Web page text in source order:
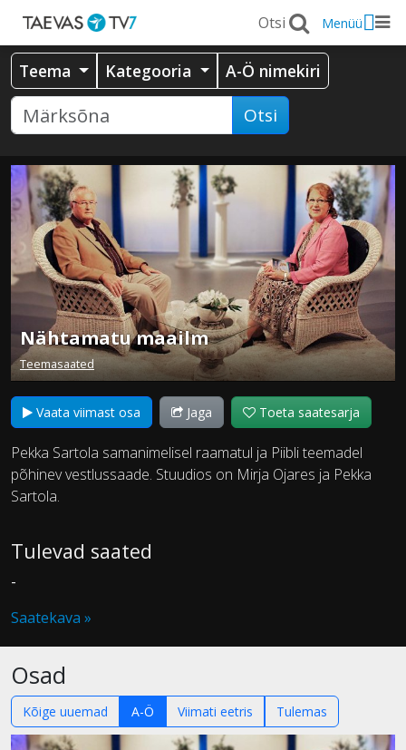
Menüü
Teema Kategooria A-Ö nimekiri
Otsi
Nähtamatu maailm
Teemasaated
Vaata viimast osa Jaga Toeta saatesarja
Pekka Sartola samanimelisel raamatul ja Piibli teemadel
põhinev vestlussaade. Stuudios on Mirja Ojares ja Pekka
Sartola.
Tulevad saated
-
Saatekava »
Osad
Kõige uuemad A-Ö Viimati eetris Tulemas